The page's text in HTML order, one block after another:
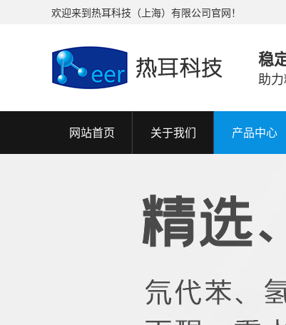
欢迎来到热耳科技（上海）有限公司官网！
稳
助
网站首页 关于我们 产品中心